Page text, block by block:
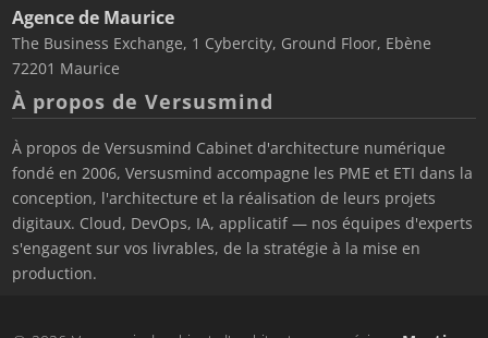
Agence de Maurice
The Business Exchange, 1 Cybercity, Ground Floor, Ebène
72201 Maurice
À propos de Versusmind
À propos de Versusmind Cabinet d'architecture numérique
fondé en 2006, Versusmind accompagne les PME et ETI dans la
conception, l'architecture et la réalisation de leurs projets
digitaux. Cloud, DevOps, IA, applicatif — nos équipes d'experts
s'engagent sur vos livrables, de la stratégie à la mise en
production.